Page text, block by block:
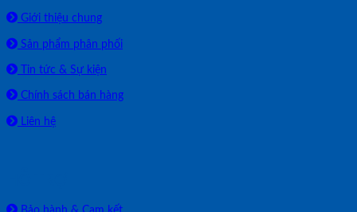
Giới thiệu chung
Sản phẩm phân phối
Tin tức & Sự kiện
Chính sách bán hàng
Liên hệ